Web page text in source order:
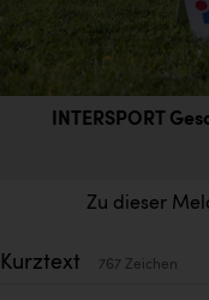
INTERSPORT
Zu dieser
Kurztext 767 Zeichen